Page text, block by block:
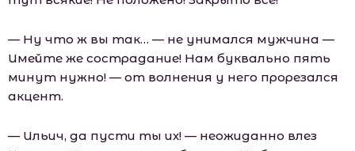
— Ну что ж вы так… — не унимался мужчина —
Имейте же сострадание! Нам буквально пять
минут нужно! — от волнения у него прорезался
акцент.
— Ильич, да пусти ты их! — неожиданно влез